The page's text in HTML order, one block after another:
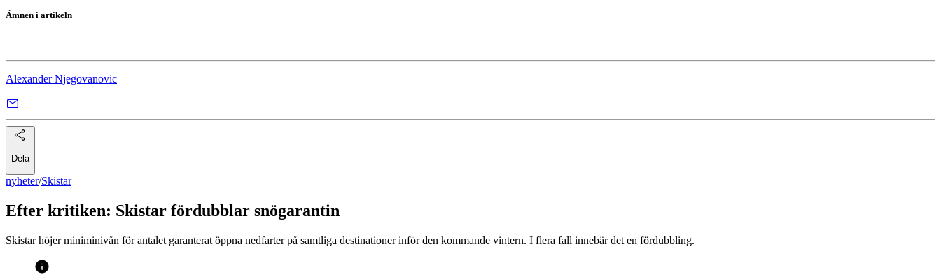
Ämnen i artikeln
Alexander Njegovanovic
Dela
nyheter/Skistar
Efter kritiken: Skistar fördubblar snögarantin
Skistar höjer miniminivån för antalet garanterat öppna nedfarter på samtliga destinationer inför den kommande vintern. I flera fall innebär det en fördubbling.